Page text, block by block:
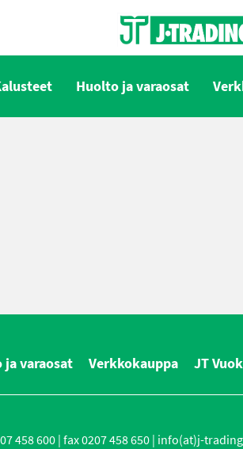
Huolto ja varaosat
ja varaosat Verkkokauppa JT
458 600 | fax 0207 458 650 | info(at)j-